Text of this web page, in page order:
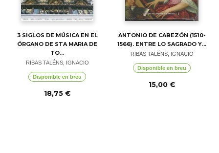
3 SIGLOS DE MÚSICA EN EL
ÓRGANO DE STA MARIA DE
TO...
RIBAS TALÉNS, IGNACIO
Disponible en breu
18,75 €
ANTONIO DE CABEZÓN (1510-
1566). ENTRE LO SAGRADO Y...
RIBAS TALÉNS, IGNACIO
Disponible en breu
15,00 €